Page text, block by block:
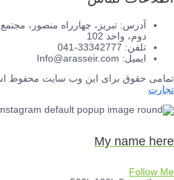
آدرس: تبریز، چهارراه منصور،
دوم، واحد 102
تلفن: 33342777-041
ایمیل: Info@arasseir.com
تمامی حقوق برای این وب سایت محفوظ
تجارت
My name here
Follow Me